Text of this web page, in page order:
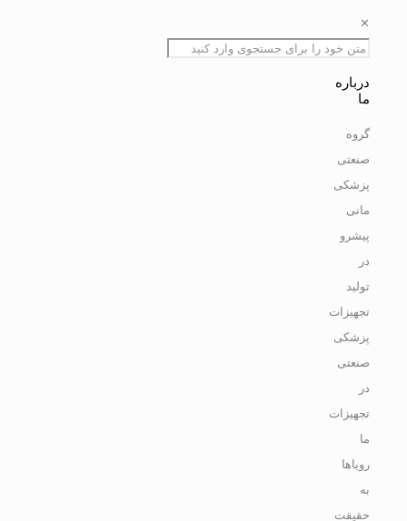
✕
درباره
ما
گروه
صنعتی
پزشکی
مانی
پیشرو
در
تولید
تجهیزات
پزشکی
صنعتی
در
تجهیزات
ما
رویاها
به
حقیقت